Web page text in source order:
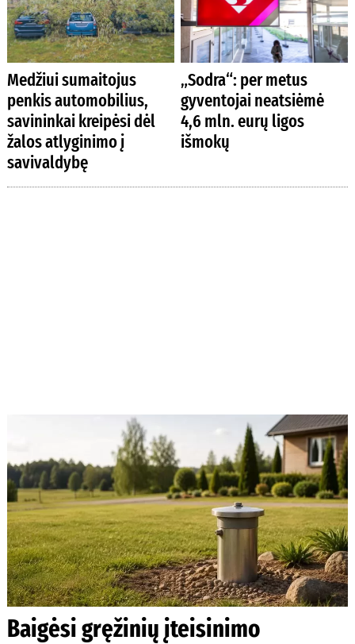
Medžiui sumaitojus
penkis automobilius,
savininkai kreipėsi dėl
žalos atlyginimo į
savivaldybę
„Sodra“: per metus
gyventojai neatsiėmė
4,6 mln. eurų ligos
išmokų
Baigėsi gręžinių įteisinimo